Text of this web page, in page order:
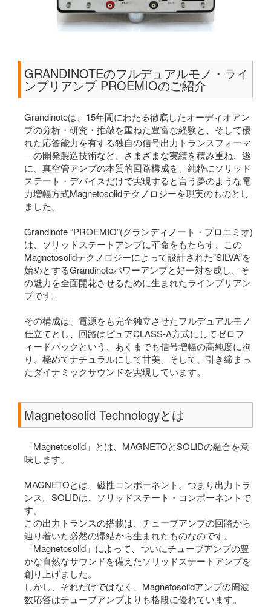
GRANDINOTEのフルデュアルモノ・ライ
ンプリアンプ PROEMIOのご紹介
Grandinoteは、15年間にわたる徹底したオーディオアン
プの分析・研究・推敲を重ねた豊富な経験と、そして優
れた応答能力を有する独自の信号出力トランスフォーマ
―の開発製造技術など、さまざまな実績を積み重ね、遂
に、真空管アンプの本質的回路構成を、純粋にソリッド
ステート・デバイスだけで実現すると言う夢のような電
力増幅方式Magnetosolidテクノロジーを現実のものとし
ました。
Grandinote “PROEMIO”(グランディノート・プロエミオ)
は、ソリッドステートアンプに革命をもたらす、この
Magnetosolidテクノロジーによって設計された”SILVA”を
始めとするGrandinoteパワーアンプと好一対を成し、そ
の魅力を全面開花させるために生まれたラインプリアン
プです。
その構成は、電源をも完全独立させたフルデュアルモノ
仕立てとし、回路はピュアCLASS-A方式にしてゼロフ
ィードバックという、あくまでも信号増幅の高純度に拘
り、極めてナチュラルにして甘美、そして、引き締まっ
たダイナミックサウンドを実現しています。
Magnetosolid Technologyとは
「Magnetosolid」とは、MAGNETOとSOLIDの融合を意
味します。
MAGNETOとは、磁性コンポーネント。つまり出力トラ
ンス。SOLIDは、ソリッドステート・コンポーネントで
す。
この出力トランスの搭載は、チューブアンプの回路から
辿り着いた必然の帰結から生まれたものなのです。
「Magnetosolid」によって、ついにチューブアンプの豊
かな自然なサウンドを備えたソリッドステートアンプを
創り上げました。
しかし、それだけではなく、Magnetosolidアンプの周波
数応答はチューブアンプよりも格段に優れています。